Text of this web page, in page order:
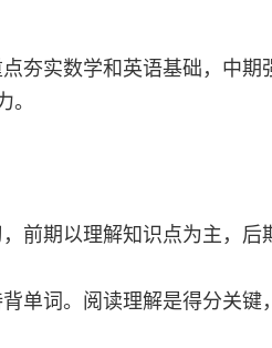
夯实数学和英语基础，中
前期以理解知识点为主，后
单词。阅读理解是得分关